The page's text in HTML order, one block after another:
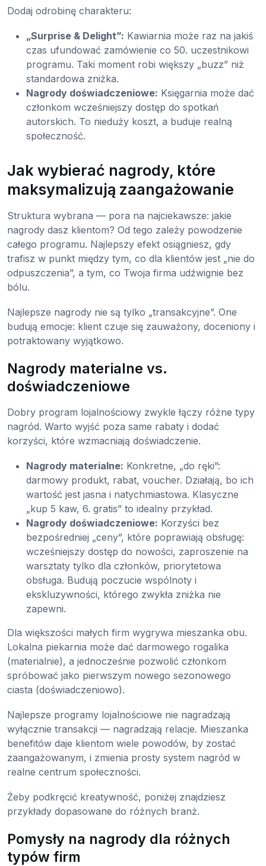
Dodaj odrobinę charakteru:
„Surprise & Delight”: Kawiarnia może raz na jakiś
czas ufundować zamówienie co 50. uczestnikowi
programu. Taki moment robi większy „buzz” niż
standardowa zniżka.
Nagrody doświadczeniowe: Księgarnia może dać
członkom wcześniejszy dostęp do spotkań
autorskich. To nieduży koszt, a buduje realną
społeczność.
Jak wybierać nagrody, które
maksymalizują zaangażowanie
Struktura wybrana — pora na najciekawsze: jakie
nagrody dasz klientom? Od tego zależy powodzenie
całego programu. Najlepszy efekt osiągniesz, gdy
trafisz w punkt między tym, co dla klientów jest „nie do
odpuszczenia”, a tym, co Twoja firma udźwignie bez
bólu.
Najlepsze nagrody nie są tylko „transakcyjne”. One
budują emocje: klient czuje się zauważony, doceniony i
potraktowany wyjątkowo.
Nagrody materialne vs.
doświadczeniowe
Dobry program lojalnościowy zwykle łączy różne typy
nagród. Warto wyjść poza same rabaty i dodać
korzyści, które wzmacniają doświadczenie.
Nagrody materialne: Konkretne, „do ręki”:
darmowy produkt, rabat, voucher. Działają, bo ich
wartość jest jasna i natychmiastowa. Klasyczne
„kup 5 kaw, 6. gratis” to idealny przykład.
Nagrody doświadczeniowe: Korzyści bez
bezpośredniej „ceny”, które poprawiają obsługę:
wcześniejszy dostęp do nowości, zaproszenie na
warsztaty tylko dla członków, priorytetowa
obsługa. Budują poczucie wspólnoty i
ekskluzywności, którego zwykła zniżka nie
zapewni.
Dla większości małych firm wygrywa mieszanka obu.
Lokalna piekarnia może dać darmowego rogalika
(materialnie), a jednocześnie pozwolić członkom
spróbować jako pierwszym nowego sezonowego
ciasta (doświadczeniowo).
Najlepsze programy lojalnościowe nie nagradzają
wyłącznie transakcji — nagradzają relacje. Mieszanka
benefitów daje klientom wiele powodów, by zostać
zaangażowanym, i zmienia prosty system nagród w
realne centrum społeczności.
Żeby podkręcić kreatywność, poniżej znajdziesz
przykłady dopasowane do różnych branż.
Pomysły na nagrody dla różnych
typów firm